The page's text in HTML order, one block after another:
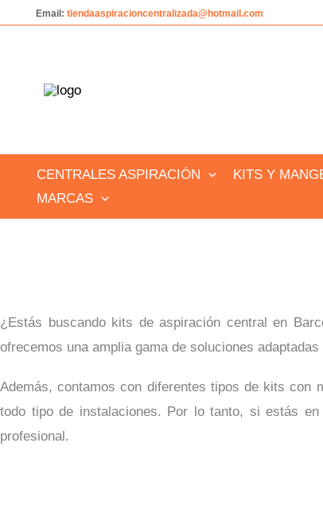
Email: tiendaaspiracioncentralizada@hotmail.com
CENTRALES ASPIRACIÓN KITS Y
MARCAS
¿Estás buscando kits de aspiración central en
ofrecemos una amplia gama de soluciones
Además, contamos con diferentes tipos de kits
todo tipo de instalaciones. Por lo tanto, si estás
profesional.